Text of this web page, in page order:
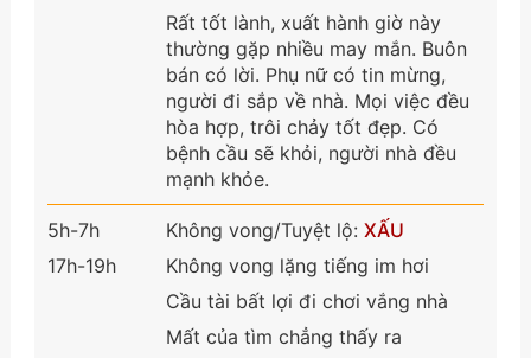
Rất tốt lành, xuất hành giờ này
thường gặp nhiều may mắn. Buôn
bán có lời. Phụ nữ có tin mừng,
người đi sắp về nhà. Mọi việc đều
hòa hợp, trôi chảy tốt đẹp. Có
bệnh cầu sẽ khỏi, người nhà đều
mạnh khỏe.
5h-7h
17h-19h
Không vong/Tuyệt lộ: XẤU
Không vong lặng tiếng im hơi
Cầu tài bất lợi đi chơi vắng nhà
Mất của tìm chẳng thấy ra